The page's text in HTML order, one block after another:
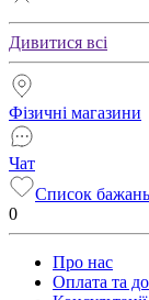
Дивитися всі
Фізичні магазини
Чат
Список бажань
0
Про нас
Оплата та